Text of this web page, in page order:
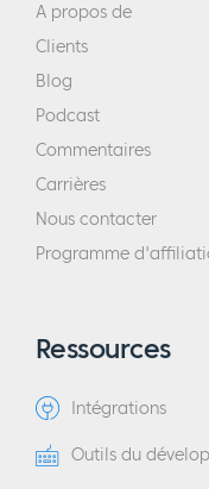
A propos de
Clients
Blog
Podcast
Commentaires
Carrières
Nous contacter
Programme
Ressources
Intégrations
Outils du